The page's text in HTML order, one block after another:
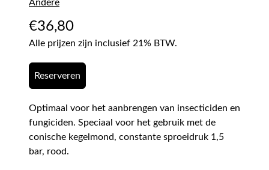
Andere
€36,80
Alle prijzen zijn inclusief 21% BTW.
Reserveren
Optimaal voor het aanbrengen van insecticiden en
fungiciden. Speciaal voor het gebruik met de
conische kegelmond, constante sproeidruk 1,5
bar, rood.